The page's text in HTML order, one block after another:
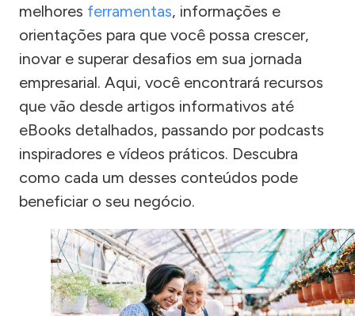
melhores ferramentas, informações e
orientações para que você possa crescer,
inovar e superar desafios em sua jornada
empresarial. Aqui, você encontrará recursos
que vão desde artigos informativos até
eBooks detalhados, passando por podcasts
inspiradores e vídeos práticos. Descubra
como cada um desses conteúdos pode
beneficiar o seu negócio.